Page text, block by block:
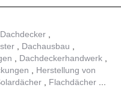
Dachdecker
Dachausbau
Dachdeckerhandwerk
Herstellung von
Flachdächer